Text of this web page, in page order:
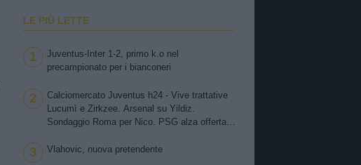
LE PIÙ LETTE
1
Juventus-Inter 1-2, primo k.o nel
precampionato per i bianconeri
2
Calciomercato Juventus h24 - Vive trattative
Lucumì e Zirkzee. Arsenal su Yildiz.
Sondaggio Roma per Nico. PSG alza offerta
Zhegrova non vuole partire. Sorloth sul
3 Vlahovic, nuova pretendente